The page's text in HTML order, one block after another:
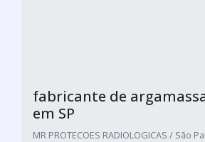
fabricante de
em SP
MR PROTECOES RADIOLOGICAS / São